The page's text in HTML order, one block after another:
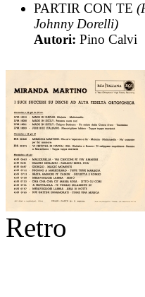
PARTIR CON TE
Johnny Dorelli)
Autori: Pino Calvi
Retro